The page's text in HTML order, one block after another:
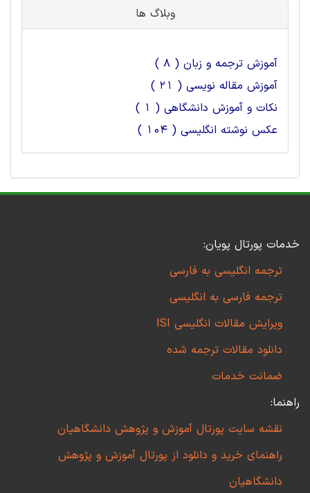
وبلاگ ها
آموزش ترجمه و زبان ( 8 )
آموزش مقاله نویسی ( 21 )
نکات و آموزش دانشگاهی ( 1 )
عکس نوشته انگلیسی ( 104 )
خدمات پورتال پویان:
ترجمه انگلیسی به فارسی
ترجمه فارسی به انگلیسی
ویرایش مقالات انگلیسی ISI
دانلود مقالات ترجمه شده
ضمانت خدمات
راهنما:
نقشه سایت پورتال آموزش و پژوهش دانشگاهیان
راهنمای خرید و دانلود از پورتال آموزش و پژوهش
دانشگاهیان